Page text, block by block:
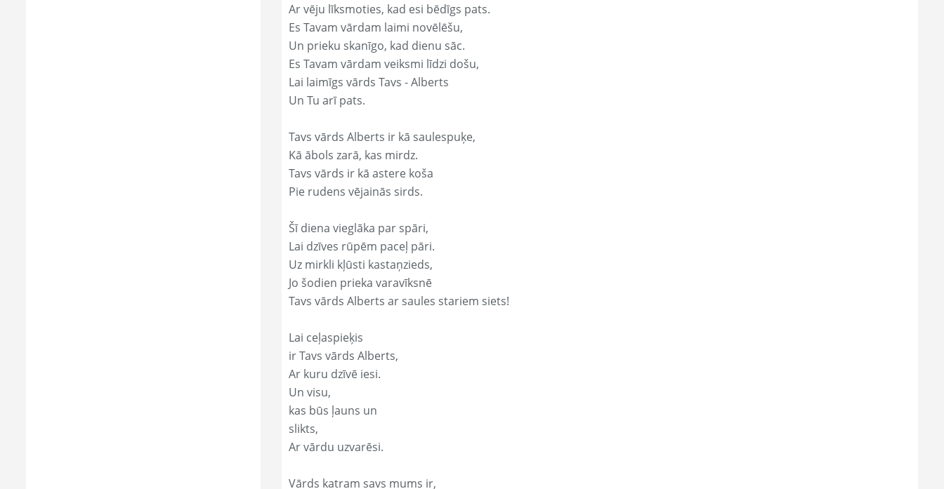
Ar vēju līksmoties, kad esi bēdīgs pats.
Es Tavam vārdam laimi novēlēšu,
Un prieku skanīgo, kad dienu sāc.
Es Tavam vārdam veiksmi līdzi došu,
Lai laimīgs vārds Tavs - Alberts
Un Tu arī pats.
Tavs vārds Alberts ir kā saulespuķe,
Kā ābols zarā, kas mirdz.
Tavs vārds ir kā astere koša
Pie rudens vējainās sirds.
Šī diena vieglāka par spāri,
Lai dzīves rūpēm paceļ pāri.
Uz mirkli kļūsti kastaņzieds,
Jo šodien prieka varavīksnē
Tavs vārds Alberts ar saules stariem siets!
Lai ceļaspieķis
ir Tavs vārds Alberts,
Ar kuru dzīvē iesi.
Un visu,
kas būs ļauns un
slikts,
Ar vārdu uzvarēsi.
Vārds katram savs mums ir,